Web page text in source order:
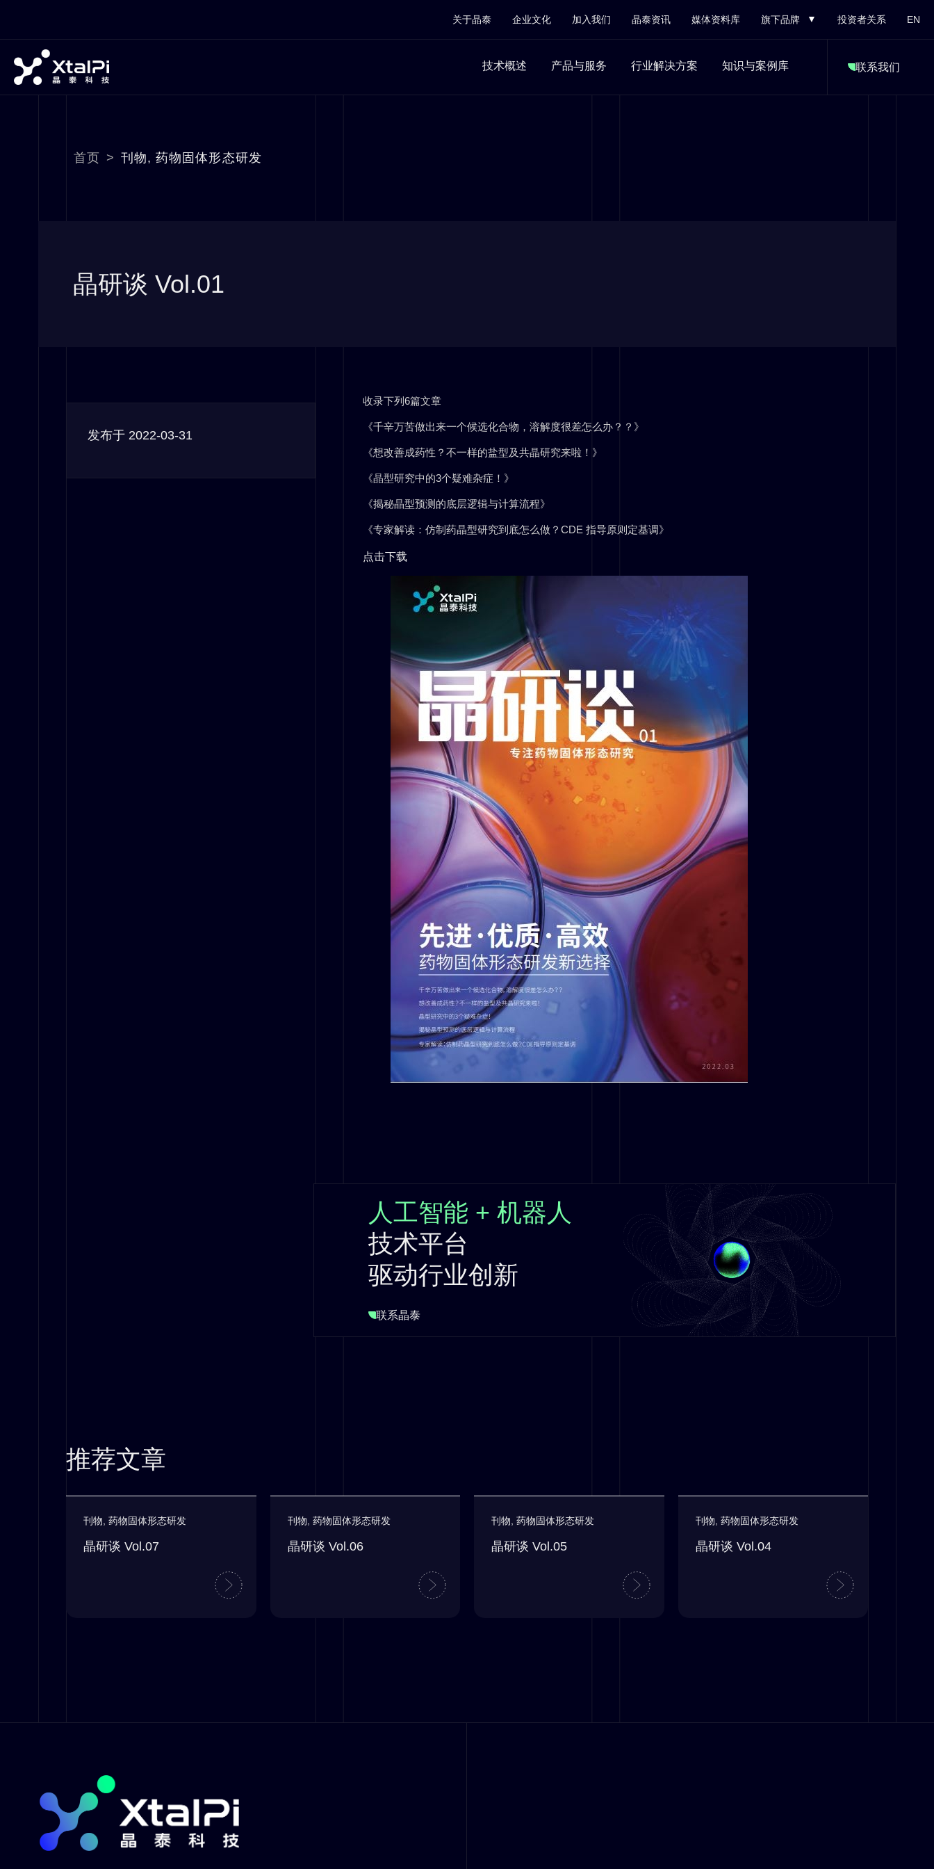
关于晶泰 企业文化 加入我们 晶泰资讯 媒体资料库 旗下品牌 投资者关系 EN
技术概述 产品与服务 行业解决方案 知识与案例库 联系我们
首页 > 刊物,药物固体形态研发
晶研谈 Vol.01
发布于 2022-03-31
收录下列6篇文章
《千辛万苦做出来一个候选化合物，溶解度很差怎么办？？》
《想改善成药性？不一样的盐型及共晶研究来啦！》
《晶型研究中的3个疑难杂症！》
《揭秘晶型预测的底层逻辑与计算流程》
《专家解读：仿制药晶型研究到底怎么做？CDE 指导原则定基调》
点击下载
人工智能 + 机器人
技术平台
驱动行业创新
联系晶泰
推荐文章
刊物, 药物固体形态研发
晶研谈 Vol.07
刊物, 药物固体形态研发
晶研谈 Vol.06
刊物, 药物固体形态研发
晶研谈 Vol.05
刊物, 药物固体形态研发
晶研谈 Vol.04